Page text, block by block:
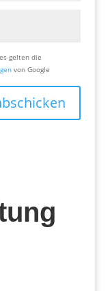
gelten die
von Google